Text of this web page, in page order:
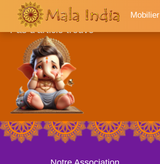
Mobilier
Accueil
Pas d'article trouvé